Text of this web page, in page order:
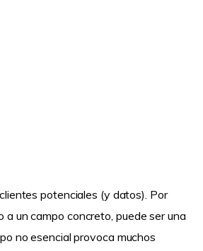
potenciales (y datos). Por
un campo concreto, puede ser una
no esencial provoca muchos